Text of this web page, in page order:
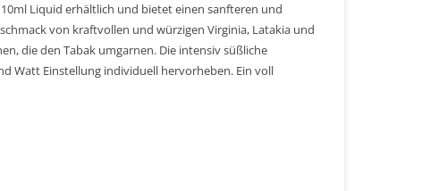
Liquid erhältlich und bietet einen sanfteren und
von kraftvollen und würzigen Virginia, Latakia und
die den Tabak umgarnen. Die intensiv süßliche
Watt Einstellung individuell hervorheben. Ein voll